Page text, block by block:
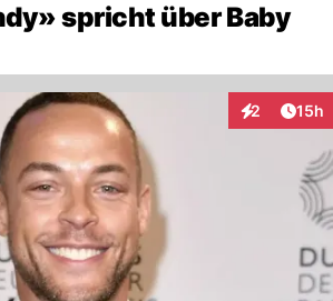
spricht über Baby
2
Interaktionen
15h